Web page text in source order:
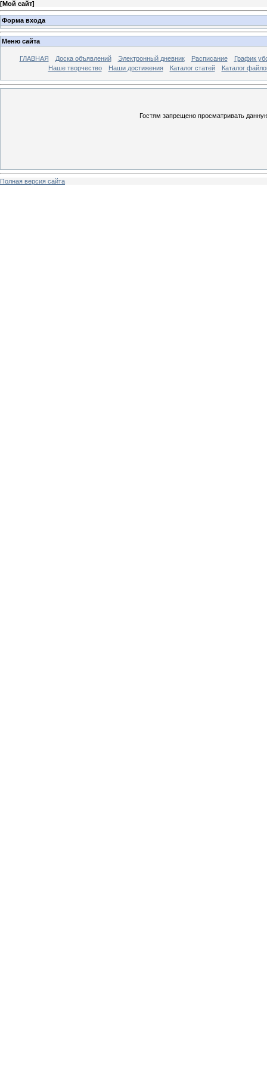
[Мой сайт]
Форма входа
Меню сайта
ГЛАВНАЯ Доска объявлений Электронный дневник Расписание
График
Наше творчество
Наши достижения Каталог статей Каталог
Гостям запрещено просматривать
Полная версия сайта